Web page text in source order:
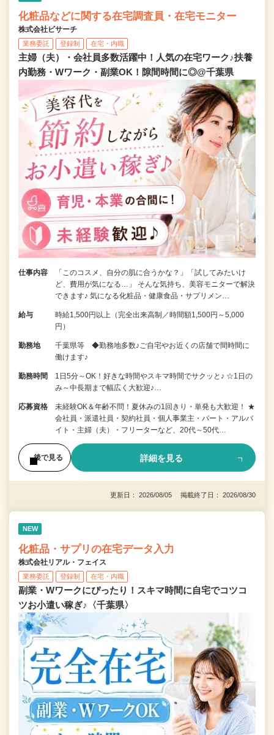
化粧品などに関する在宅調査員・在宅モニター
株式会社ビサーチ
業務委託 登録制 在宅・内職
主婦（夫）・会社員多数活躍中！人気の在宅ワーク♪扶養
内勤務・Wワーク・副業OK！隙間時間に◎@千葉県
仕事内容
「このコスメ、自分の肌に合うかな？」「試してみたいけ
ど、費用が気になる…」 そんな気持ち、美容モニターで解決
できます♪ 気になる化粧品・健康食品・サプリメン…
給与
時給1,500円以上（完全出来高制／時間額1,500円～5,000
円）
勤務地
千葉県等 ◆勤務地多数♪ご自宅やお近くの店舗で間時間に
働けます♪
勤務時間
1日5分～OK！好きな時間やスキマ時間でサクッと♪ ☆1日の
み～中長期まで幅広く大歓迎♪…
応募資格
未経験OK＆年齢不問！夏休みの1回きり・単発も大歓迎！ ★
会社員・派遣社員・契約社員・個人事業主・パート・アルバ
イト・主婦（夫）・フリーターなど、20代～50代…
後で見る 詳細を見る
更新日： 2026/08/05 掲載終了日： 2026/08/30
NEW
化粧品・サプリの在宅データ入力
株式会社リアル・フェイス
業務委託 登録制 在宅・内職
副業・Wワークにぴったり！スキマ時間に自宅でコツコ
ツお小遣い稼ぎ♪〈千葉県〉